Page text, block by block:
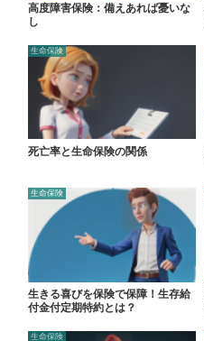
高度障害保険：備えあれば憂いな
し
生命保険
死亡率と生命保険の関係
生命保険
生きる喜びを保険で保障！生存給
付金付定期特約とは？
生命保険